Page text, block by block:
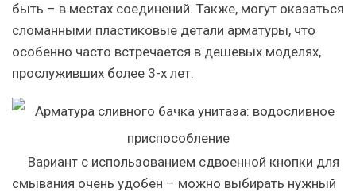
быть – в местах соединений. Также, могут оказаться
сломанными пластиковые детали арматуры, что
особенно часто встречается в дешевых моделях,
прослуживших более 3-х лет.
Вариант с использованием сдвоенной кнопки для
смывания очень удобен – можно выбирать нужный